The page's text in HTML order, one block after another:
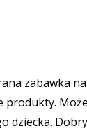
zabawka
produkty.
dziecka.